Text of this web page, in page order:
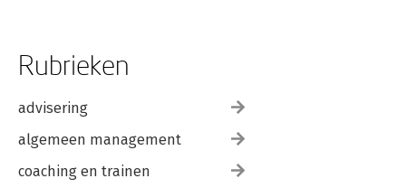
Rubrieken
advisering
algemeen management
coaching en trainen